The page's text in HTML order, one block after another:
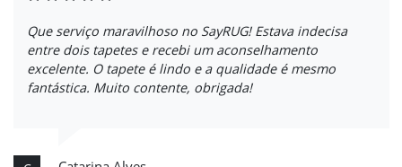
Que serviço maravilhoso no SayRUG! Estava indecisa
entre dois tapetes e recebi um aconselhamento
excelente. O tapete é lindo e a qualidade é mesmo
fantástica. Muito contente, obrigada!